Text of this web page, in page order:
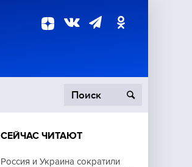
СЕЙЧАС ЧИТАЮТ
Россия и Украина сократили